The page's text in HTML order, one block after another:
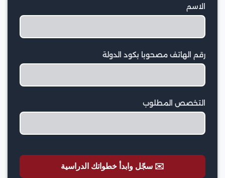
الاسم
رقم الهاتف مصحوبا بكود الدولة
التخصص المطلوب
✉️ سجّل وابدأ خطواتك الدراسية